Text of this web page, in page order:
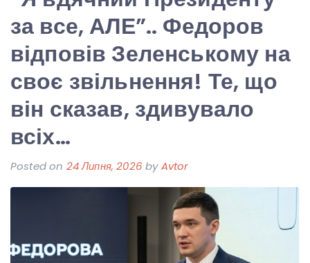
за все, АЛЕ”.. Федоров
відповів Зеленському на
своє звільнення! Те, що
він сказав, здивувало
всіх…
Posted on 24 Липня, 2026 byAvtor